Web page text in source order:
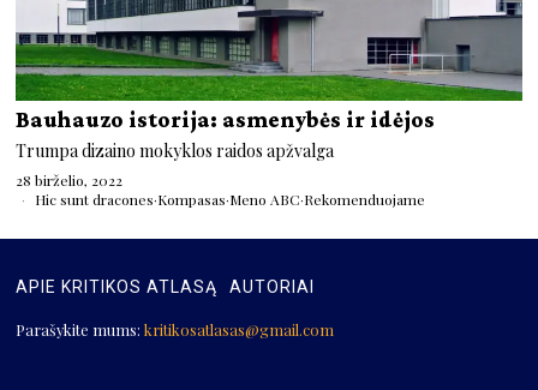
Bauhauzo istorija: asmenybės ir idėjos
Trumpa dizaino mokyklos raidos apžvalga
28 birželio, 2022
Hic sunt dracones·Kompasas·Meno ABC·Rekomenduojame
APIE KRITIKOS ATLASĄ AUTORIAI
Parašykite mums:kritikosatlasas@gmail.com